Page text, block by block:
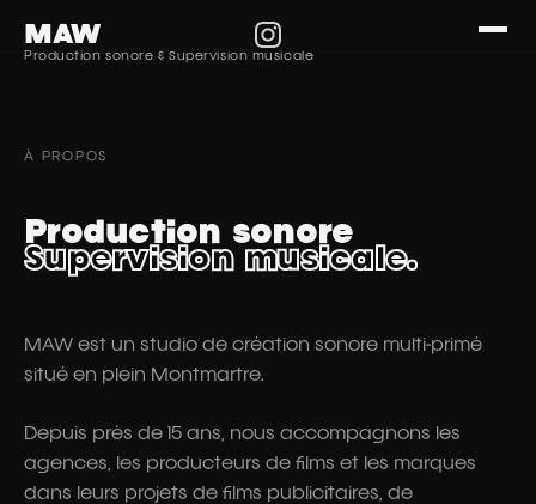
MAW Studio —
Nos services : composition musicale originale,
Récompensés par : Club des Directeurs
MAW
Production sonore & Supervision musicale
+NOS PRODUCTIONS+
CRT OCCITANIE
FDJ
À PROPOS
Production sonore
Supervision musicale.
MAW est un studio de création sonore multi-primé
situé en plein Montmartre.
Depuis près de 15 ans, nous accompagnons les
agences, les producteurs de films et les marques
dans leurs projets de films publicitaires, de